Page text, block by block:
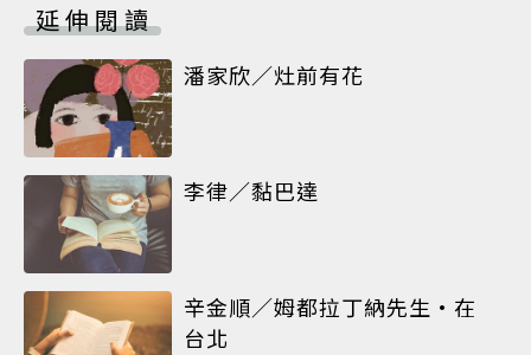
延伸閱讀
潘家欣／灶前有花
李律／黏巴達
辛金順／姆都拉丁納先生•在
台北